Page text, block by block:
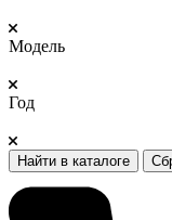
Модель
Год
Найти в каталоге